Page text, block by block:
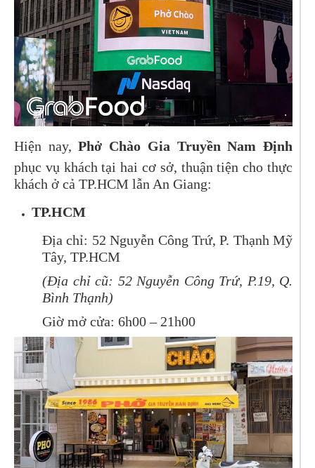
Hiện nay,Phở Chào Gia Truyền Nam Định
phục vụ khách tại hai cơ sở, thuận tiện cho thực
khách ở cả TP.HCM lẫn An Giang:
TP.HCM
Địa chỉ: 52 Nguyễn Công Trứ, P. Thạnh Mỹ
Tây, TP.HCM
(Địa chỉ cũ: 52 Nguyễn Công Trứ, P.19, Q.
Bình Thạnh)
Giờ mở cửa: 6h00 – 21h00